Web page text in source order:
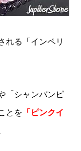
れる「インペリ
「シャンパンピ
とを 「ピンクイ